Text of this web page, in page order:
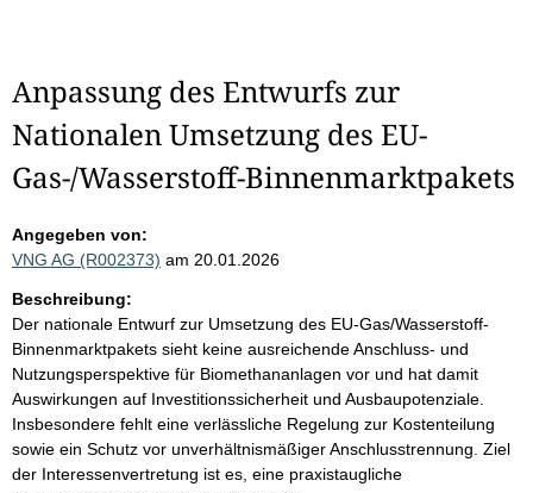
Anpassung des Entwurfs zur
Nationalen Umsetzung des EU-
Gas-/Wasserstoff-Binnenmarktpakets
Angegeben von:
VNG AG (R002373) am 20.01.2026
Beschreibung:
Der nationale Entwurf zur Umsetzung des EU-Gas/Wasserstoff-
Binnenmarktpakets sieht keine ausreichende Anschluss- und
Nutzungsperspektive für Biomethananlagen vor und hat damit
Auswirkungen auf Investitionssicherheit und Ausbaupotenziale.
Insbesondere fehlt eine verlässliche Regelung zur Kostenteilung
sowie ein Schutz vor unverhältnismäßiger Anschlusstrennung. Ziel
der Interessenvertretung ist es, eine praxistaugliche